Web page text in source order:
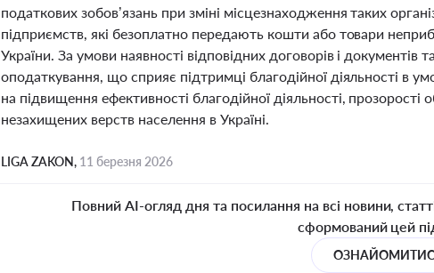
податкових зобов’язань при зміні місцезнаходження таких
підприємств, які безоплатно передають кошти або товари
України. За умови наявності відповідних договорів і документів
оподаткування, що сприяє підтримці благодійної діяльності в
на підвищення ефективності благодійної діяльності,
незахищених верств населення в Україні.
LIGA ZAKON, 11 березня 2026
Повний AI-огляд дня та посилання на всі новини,
сформований цей